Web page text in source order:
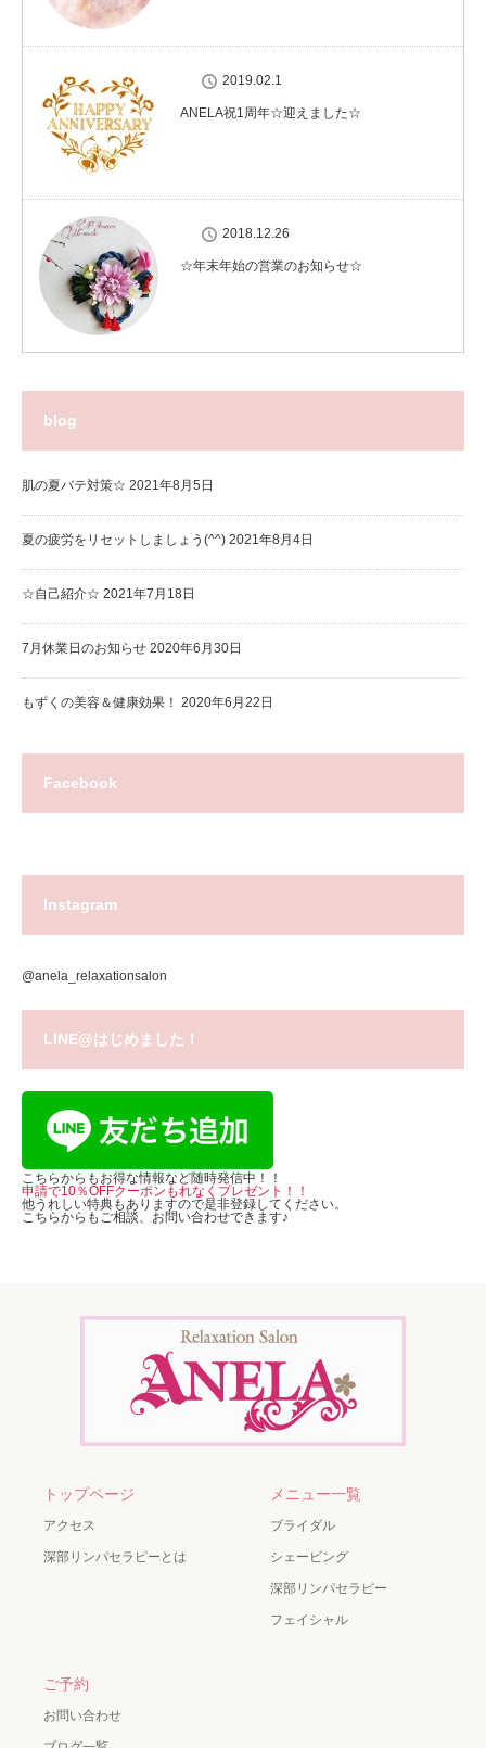
2019.02.1
ANELA祝1周年☆迎えました☆
2018.12.26
☆年末年始の営業のお知らせ☆
blog
肌の夏バテ対策☆ 2021年8月5日
夏の疲労をリセットしましょう(^^) 2021年8月4日
☆自己紹介☆ 2021年7月18日
7月休業日のお知らせ 2020年6月30日
もずくの美容＆健康効果！ 2020年6月22日
Facebook
Instagram
@anela_relaxationsalon
LINE@はじめました！
こちらからもお得な情報など随時発信中！！
申請で10％OFFクーポンもれなくプレゼント！！
他うれしい特典もありますので是非登録してください。
こちらからもご相談、お問い合わせできます♪
トップページ
アクセス
深部リンパセラピーとは
メニュー一覧
ブライダル
シェービング
深部リンパセラピー
フェイシャル
ご予約
お問い合わせ